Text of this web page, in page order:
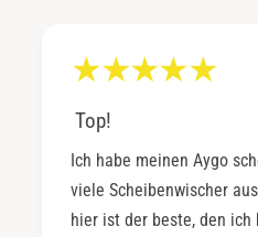
Top!
Ich habe meinen Aygo
viele Scheibenwischer
hier ist der beste, den